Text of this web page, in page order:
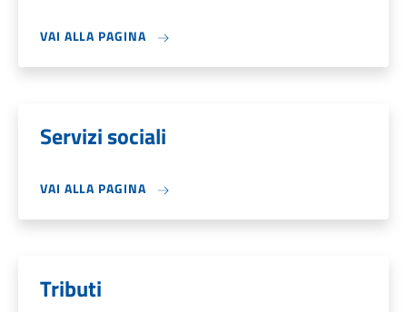
VAI ALLA PAGINA
Servizi sociali
VAI ALLA PAGINA
Tributi